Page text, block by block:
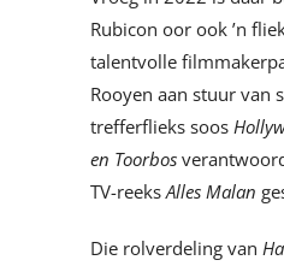
Rubicon oor ook ’n
talentvolle
Rooyen aan stuur van
trefferflieks soos
en Toorbos
TV-reeks Alles Malan
Die rolverdeling van